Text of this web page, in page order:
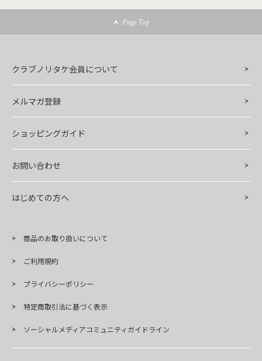
Page Top
クラブノリタケ会員について
メルマガ登録
ショッピングガイド
お問い合わせ
はじめての方へ
商品のお取り扱いについて
ご利用規約
プライバシーポリシー
特定商取引法に基づく表示
ソーシャルメディアコミュニティガイドライン